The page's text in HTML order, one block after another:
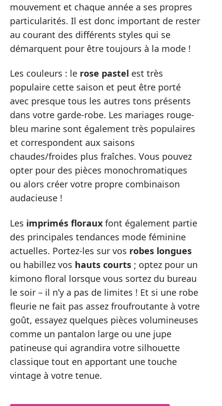
mouvement et chaque année a ses propres
particularités. Il est donc important de rester
au courant des différents styles qui se
démarquent pour être toujours à la mode !
Les couleurs : le rose pastel est très
populaire cette saison et peut être porté
avec presque tous les autres tons présents
dans votre garde-robe. Les mariages rouge-
bleu marine sont également très populaires
et correspondent aux saisons
chaudes/froides plus fraîches. Vous pouvez
opter pour des pièces monochromatiques
ou alors créer votre propre combinaison
audacieuse !
Les imprimés floraux font également partie
des principales tendances mode féminine
actuelles. Portez-les sur vos robes longues
ou habillez vos hauts courts ; optez pour un
kimono floral lorsque vous sortez du bureau
le soir – il n’y a pas de limites ! Et si une robe
fleurie ne fait pas assez froufroutante à votre
goût, essayez quelques pièces volumineuses
comme un pantalon large ou une jupe
patineuse qui agrandira votre silhouette
classique tout en apportant une touche
vintage à votre tenue.